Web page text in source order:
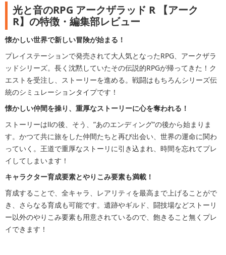
光と音のRPG アークザラッド R 【アーク
R】の特徴・編集部レビュー
懐かしい世界で新しい冒険が始まる！
プレイステーションで発売されて大人気となったRPG、アークザラ
ッドシリーズ。長く沈黙していたその伝説的RPGが帰ってきた！ク
エストを受注し、ストーリーを進める。戦闘はもちろんシリーズ伝
統のシミュレーションタイプです！
懐かしい仲間を操り、重厚なストーリーに心を奪われる！
ストーリーはⅡの後、そう、”あのエンディング”の後から始まりま
す。かつて共に旅をした仲間たちと再び出会い、世界の運命に関わ
っていく。王道で重厚なストーリに引き込まれ、時間を忘れてプレ
イしてしまいます！
キャラクター育成要素とやりこみ要素も満載！
育成することで、全キャラ、レアリティを最高まで上げることがで
き、さらなる育成も可能です。遺跡やギルド、闘技場などストーリ
ー以外のやりこみ要素も用意されているので、飽きること無くプレ
イできます！